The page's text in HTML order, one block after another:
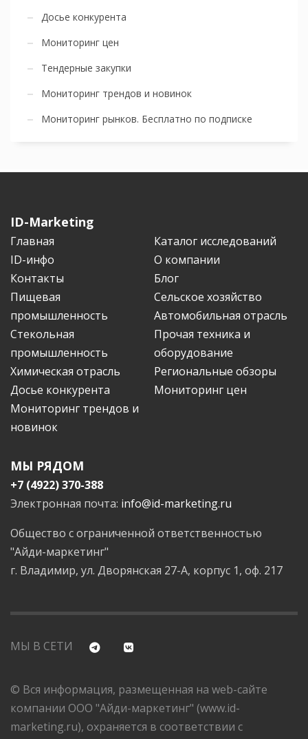
Досье конкурента
Мониторинг цен
Тендерные закупки
Мониторинг трендов и новинок
Мониторинг рынков. Бесплатно по подписке
ID-Marketing
Главная
Каталог исследований
ID-инфо
О компании
Контакты
Блог
Пищевая
промышленность
Сельское хозяйство
Автомобильная отрасль
Стекольная
промышленность
Прочая техника и
оборудование
Химическая отрасль
Региональные обзоры
Досье конкурента
Мониторинг цен
Мониторинг трендов и
новинок
МЫ РЯДОМ
+7 (4922) 370-388
Электронная почта: info@id-marketing.ru
Общество с ограниченной ответственностью
"Айди-маркетинг"
г. Владимир, ул. Дворянская 27-А, корпус 1, оф. 217
МЫ В СЕТИ
© Вся информация, размещенная на web-сайте
компании ООО "Айди-маркетинг" (www.id-
marketing.ru), охраняется в соответствии с